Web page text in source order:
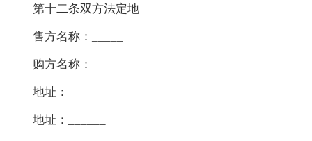
第十二条双方法定地
售方名称：_____
购方名称：_____
地址：_______
地址：______